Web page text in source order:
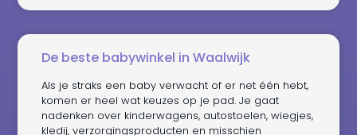
De beste babywinkel in Waalwijk
Als je straks een baby verwacht of er net één hebt,
komen er heel wat keuzes op je pad. Je gaat
nadenken over kinderwagens, autostoelen, wiegjes,
kledij, verzorgingsproducten en misschien